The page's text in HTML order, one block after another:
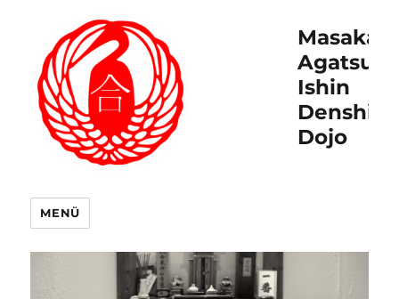
Agatsu
Ishin
Denshin
Dojo
MENÜ